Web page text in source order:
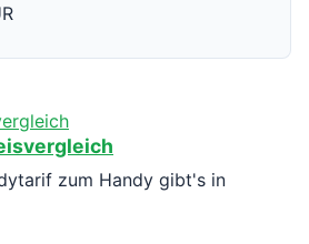
zum Handy gibt's in